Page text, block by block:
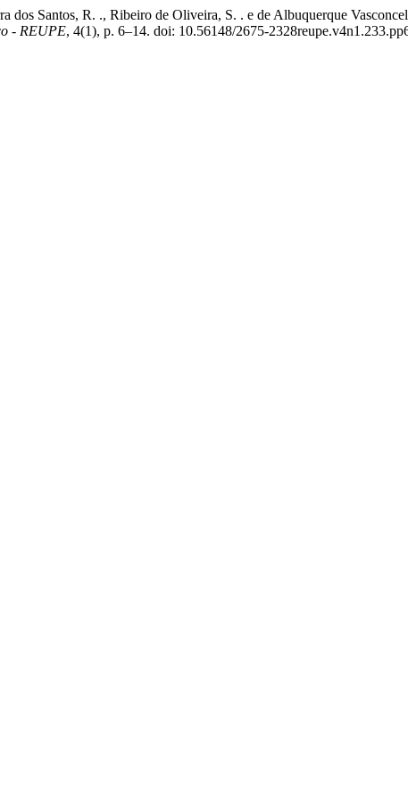
dos Santos, R. ., Ribeiro de Oliveira, S. . e de Albuquerque
- REUPE, 4(1), p. 6–14. doi: 10.56148/2675-